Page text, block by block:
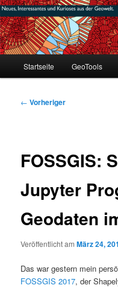
Zum
primären
Inhalt
springen#geoObserver
mikeE's GeoBlog
Startseite GeoTools
Beitragsnavigation
← Vorheriger
FOSSGIS:
Jupyter
Geodaten
Veröffentlicht amMärz 24,
Das war gestern mein
FOSSGIS 2017, der